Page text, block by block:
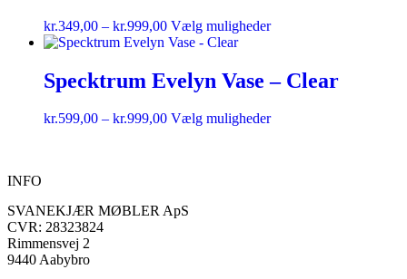
kr.349,00 – kr.999,00 Vælg muligheder
Specktrum Evelyn Vase – Clear
kr.599,00 – kr.999,00 Vælg muligheder
INFO
SVANEKJÆR MØBLER ApS
CVR: 28323824
Rimmensvej 2
9440 Aabybro